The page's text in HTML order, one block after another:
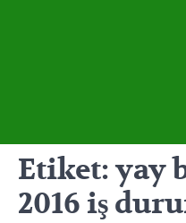
Etiket:yay
2016 iş